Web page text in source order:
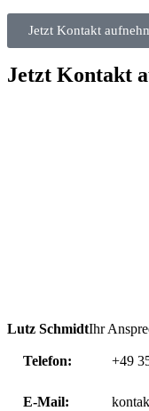
Jetzt Kontakt
Jetzt Kontakt
Lutz SchmidtIhr
Telefon: +49
E-Mail: